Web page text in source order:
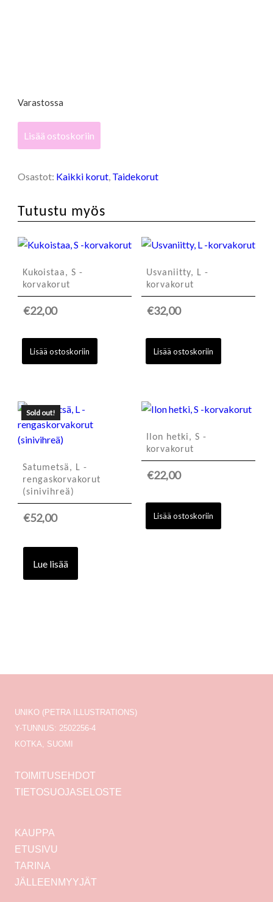
Varastossa
korvakorut
Lisää ostoskoriin
Osastot: Kaikki korut, Taidekorut
Tutustu myös
Kukoistaa, S -
korvakorut
€22,00
Lisää ostoskoriin
Usvaniitty, L -
korvakorut
€32,00
Lisää ostoskoriin
Sold out!
Satumetsä, L -
rengaskorvakorut
(sinivihreä)
€52,00
Lue lisää
Ilon hetki, S -
korvakorut
€22,00
Lisää ostoskoriin
UNIKO (PETRA ILLUSTRATIONS)
Y-TUNNUS: 2502256-4
KOTKA, SUOMI
TOIMITUSEHDOT
TIETOSUOJASELOSTE
KAUPPA
ETUSIVU
TARINA
JÄLLEENMYYJÄT